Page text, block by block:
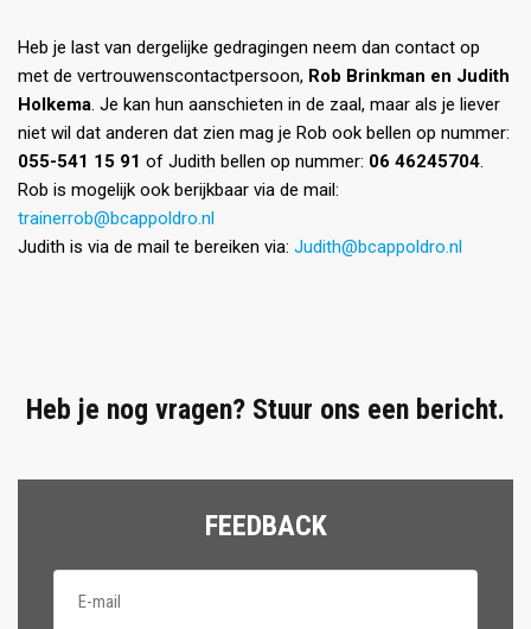
Heb je last van dergelijke gedragingen neem dan contact op
met de vertrouwenscontactpersoon, Rob Brinkman en Judith
Holkema. Je kan hun aanschieten in de zaal, maar als je liever
niet wil dat anderen dat zien mag je Rob ook bellen op nummer:
055-541 15 91 of Judith bellen op nummer: 06 46245704.
Rob is mogelijk ook berijkbaar via de mail:
trainerrob@bcappoldro.nl
Judith is via de mail te bereiken via: Judith@bcappoldro.nl
Heb je nog vragen? Stuur ons een bericht.
FEEDBACK